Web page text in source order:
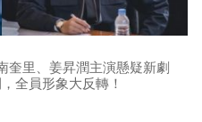
奎里、姜昇潤主演懸疑新劇
全員形象大反轉！